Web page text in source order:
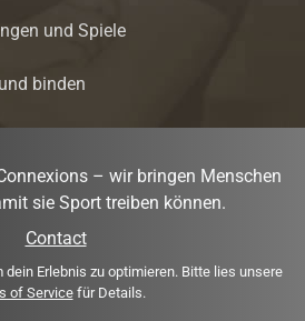
und Spiele
binden
– wir bringen Menschen
sie Sport treiben können.
Contact
dein Erlebnis zu optimieren. Bitte lies unsere
of Servicefür Details.